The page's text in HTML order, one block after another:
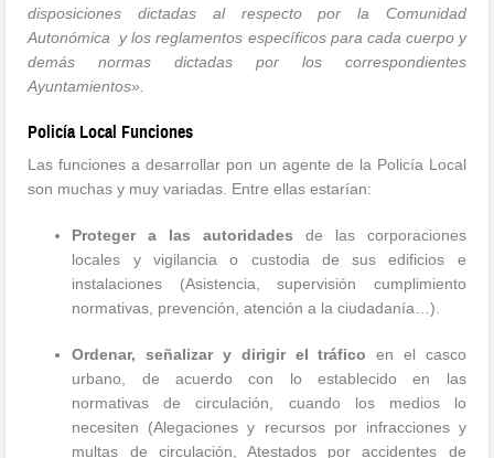
disposiciones dictadas al respecto por la Comunidad
Autonómica y los reglamentos específicos para cada cuerpo y
demás normas dictadas por los correspondientes
Ayuntamientos».
Policía Local Funciones
Las funciones a desarrollar pon un agente de la Policía Local
son muchas y muy variadas. Entre ellas estarían:
Proteger a las autoridades de las corporaciones
locales y vigilancia o custodia de sus edificios e
instalaciones (Asistencia, supervisión cumplimiento
normativas, prevención, atención a la ciudadanía…).
Ordenar, señalizar y dirigir el tráficoen el casco
urbano, de acuerdo con lo establecido en las
normativas de circulación, cuando los medios lo
necesiten (Alegaciones y recursos por infracciones y
multas de circulación, Atestados por accidentes de